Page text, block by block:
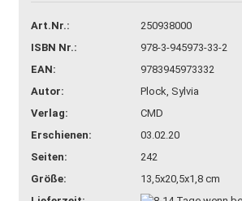
Konto erstellen
Passwort vergessen?
Art.Nr.:
250938000
ISBN Nr.:
978-3-945973-33-2
EAN:
9783945973332
Autor:
Plock, Sylvia
Verlag:
CMD
Erschienen:
03.02.20
Seiten:
242
Größe:
13,5x20,5x1,8 cm